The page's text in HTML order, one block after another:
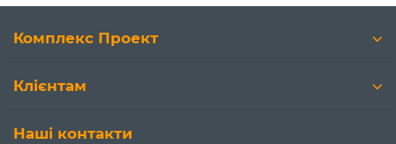
Комплекс Проект
Клієнтам
Наші контакти